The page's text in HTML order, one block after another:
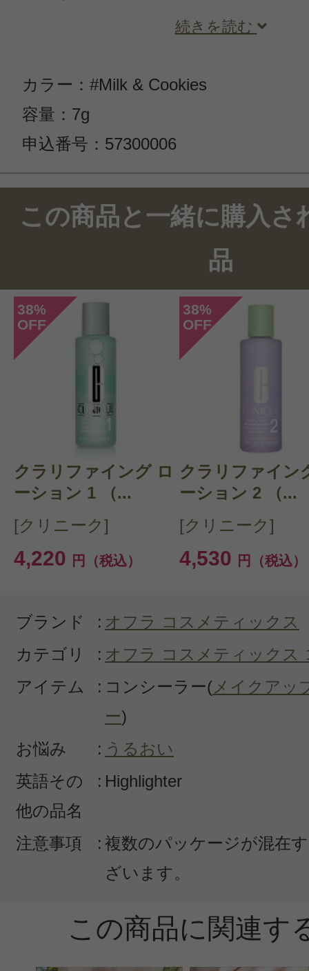
続きを読む
カラー：#Milk & Cookies
容量：7g
申込番号：57300006
このコスメのレビューを書いて
CT 会員様は、マイページの「購
らクチコミ投稿すると1 商品に
ントプレゼント！
この商品と一緒に購入さ
品
38%
OFF
クラリファイング ロ
ーション 1 （...
[クリニーク]
4,220 円（税込）
38%
OFF
クラリファイン
ーション 2 （...
[クリニーク]
4,530 円（税込）
ブランド : オフラ コスメティックス
カテゴリ
: オフラ コスメティックス
アイテム
: コンシーラー(メイクアッ
ー)
お悩み
: うるおい
英語その
他の品名
: Highlighter
注意事項 : 複数のパッケージが混在
ざいます。
この商品に関連す